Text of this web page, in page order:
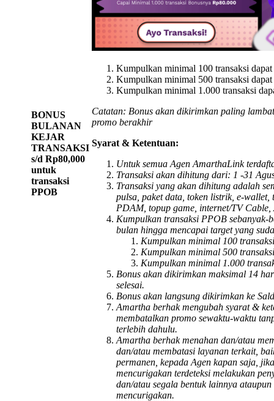
BONUS
BULANAN
KEJAR
TRANSAKSI
s/d Rp80,000
untuk
transaksi
PPOB
Kumpulkan minimal 100 transaksi
Kumpulkan minimal 500 transaksi
Kumpulkan minimal 1.000 transaksi
Catatan: Bonus akan dikirimkan paling
promo berakhir
Syarat & Ketentuan:
Untuk semua Agen AmarthaLink
Transaksi akan dihitung dari: 1 -31
Transaksi yang akan dihitung adalah
pulsa, paket data, token listrik, e-
PDAM, topup game, internet/TV Cable,
Kumpulkan transaksi PPOB sebanyak-
bulan hingga mencapai target yang
Kumpulkan minimal 100
Kumpulkan minimal 500
Kumpulkan minimal 1.000
Bonus akan dikirimkan maksimal 14
selesai.
Bonus akan langsung dikirimkan ke
Amartha berhak mengubah syarat &
membatalkan promo sewaktu-waktu
terlebih dahulu.
Amartha berhak menahan dan/atau
dan/atau membatasi layanan terkait,
permanen, kepada Agen kapan saja,
mencurigakan terdeteksi melakukan
dan/atau segala bentuk lainnya
mencurigakan.